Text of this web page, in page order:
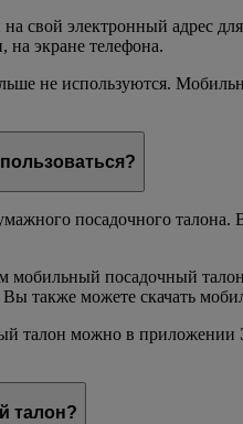
свой электронный адрес
на экране телефона.
не используются.
посадочного талона.
мобильный посадочный
также можете скачать
талон можно в
талон?